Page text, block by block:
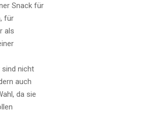
Snack für
für
als
sind nicht
auch
da sie